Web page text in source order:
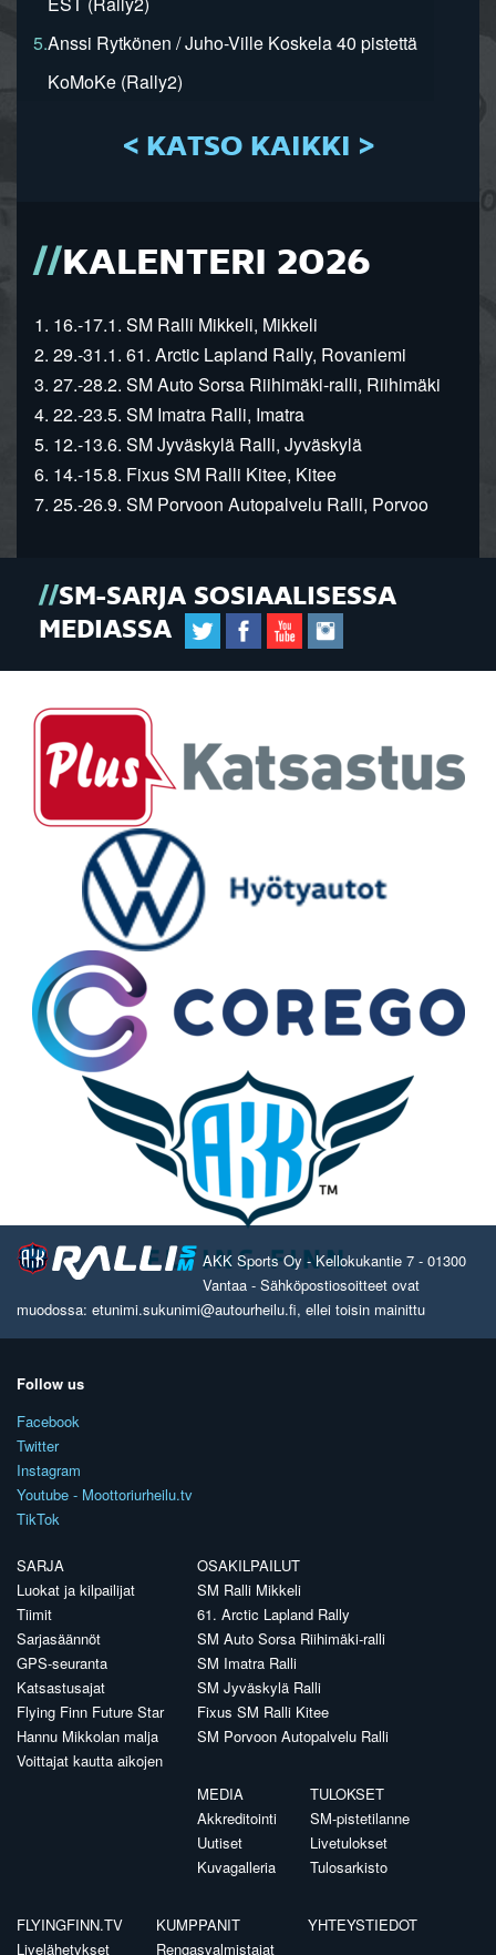
5.Anssi Rytkönen / Juho-Ville Koskela 40 pistettä
KoMoKe (Rally2)
< KATSO KAIKKI >
KALENTERI 2026
1. 16.-17.1. SM Ralli Mikkeli, Mikkeli
2. 29.-31.1. 61. Arctic Lapland Rally, Rovaniemi
3. 27.-28.2. SM Auto Sorsa Riihimäki-ralli, Riihimäki
4. 22.-23.5. SM Imatra Ralli, Imatra
5. 12.-13.6. SM Jyväskylä Ralli, Jyväskylä
6. 14.-15.8. Fixus SM Ralli Kitee, Kitee
7. 25.-26.9. SM Porvoon Autopalvelu Ralli, Porvoo
SM-SARJA SOSIAALISESSA
MEDIASSA
AKK Sports Oy - Kellokukantie 7 - 01300
Vantaa - Sähköpostiosoitteet ovat
muodossa: etunimi.sukunimi@autourheilu.fi, ellei toisin mainittu
Follow us
Facebook
Twitter
Instagram
Youtube - Moottoriurheilu.tv
TikTok
SARJA
Luokat ja kilpailijat
Tiimit
Sarjasäännöt
GPS-seuranta
Katsastusajat
Flying Finn Future Star
Hannu Mikkolan malja
Voittajat kautta aikojen
OSAKILPAILUT
SM Ralli Mikkeli
61. Arctic Lapland Rally
SM Auto Sorsa Riihimäki-ralli
SM Imatra Ralli
SM Jyväskylä Ralli
Fixus SM Ralli Kitee
SM Porvoon Autopalvelu Ralli
MEDIA
Akkreditointi
Uutiset
Kuvagalleria
TULOKSET
SM-pistetilanne
Livetulokset
Tulosarkisto
FLYINGFINN.TV
Livelähetykset
KUMPPANIT
Rengasvalmistajat
YHTEYSTIEDOT